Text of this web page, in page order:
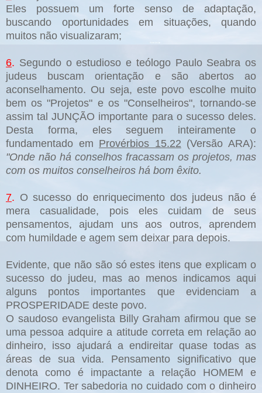
Eles possuem um forte senso de adaptação,
buscando oportunidades em situações, quando
muitos não visualizaram;
6. Segundo o estudioso e teólogo Paulo Seabra os
judeus buscam orientação e são abertos ao
aconselhamento. Ou seja, este povo escolhe muito
bem os "Projetos" e os "Conselheiros", tornando-se
assim tal JUNÇÃO importante para o sucesso deles.
Desta forma, eles seguem inteiramente o
fundamentado em Provérbios 15.22 (Versão ARA):
"Onde não há conselhos fracassam os projetos, mas
com os muitos conselheiros há bom êxito.
7. O sucesso do enriquecimento dos judeus não é
mera casualidade, pois eles cuidam de seus
pensamentos, ajudam uns aos outros, aprendem
com humildade e agem sem deixar para depois.
Evidente, que não são só estes itens que explicam o
sucesso do judeu, mas ao menos indicamos aqui
alguns pontos importantes que evidenciam a
PROSPERIDADE deste povo.
O saudoso evangelista Billy Graham afirmou que se
uma pessoa adquire a atitude correta em relação ao
dinheiro, isso ajudará a endireitar quase todas as
áreas de sua vida. Pensamento significativo que
denota como é impactante a relação HOMEM e
DINHEIRO. Ter sabedoria no cuidado com o dinheiro